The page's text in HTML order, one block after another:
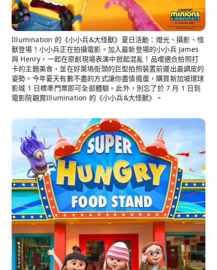
Illumination 的《小小兵&大怪獸》夏日活動：燈光、攝影、怪
獸登場！小小兵正在拍攝電影。加入最新登場的小小兵 James
與 Henry，一起在原創現場表演中掀起混亂！品嚐適合拍照打
卡的主題美食，並在好萊塢街頭的巨型拍照裝置前擺出最調皮的
姿勢。今年夏天有數不盡的方式讓你盡情搗蛋，購買新加坡環球
影城 1 日標準門票即可全部體驗。此外，別忘了於 7 月 1 日到
電影院觀賞Illumination 的《小小兵&大怪獸》。